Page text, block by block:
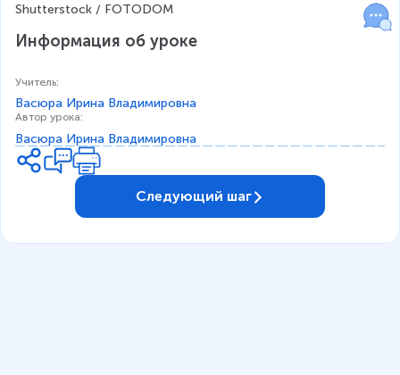
Shutterstock / FOTODOM
Информация об уроке
Учитель:
Васюра Ирина Владимировна
Автор урока:
Васюра Ирина Владимировна
Следующий шаг